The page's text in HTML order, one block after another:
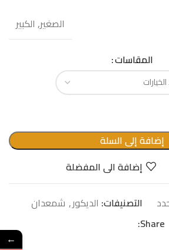
الصغير, الكبير
المقاسات
إضافة إلى السلة
إضافة الى المفضلة
التصنيفات: الدیكور, شمعدان
Share:
←